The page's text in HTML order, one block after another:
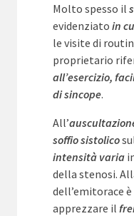
Molto spesso il
evidenziato in
le visite di
proprietario
all’esercizio,
di sincope.
All’
soffio sistolico
intensità varia
della stenosi.
dell’emitorace
apprezzare il